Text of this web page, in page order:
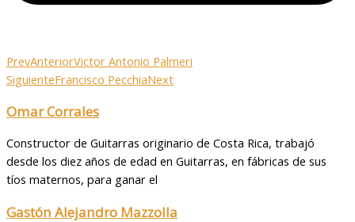
PrevAnteriorVictor Antonio Palmeri
SiguienteFrancisco PecchiaNext
Omar Corrales
Constructor de Guitarras originario de Costa Rica, trabajó
desde los diez años de edad en Guitarras, en fábricas de sus
tíos maternos, para ganar el
Gastón Alejandro Mazzolla